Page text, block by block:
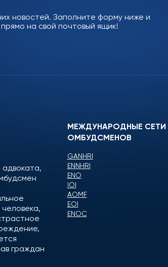
новостей. Заполните форму ниже и
на свой почтовый ящик!
граждан
МЕЖДУНАРОДНЫЕ СЕТИ
ОМБУДСМЕНОВ
GANHRI
ENNHRI
ENO
IOI
AOMF
EOI
ENOC